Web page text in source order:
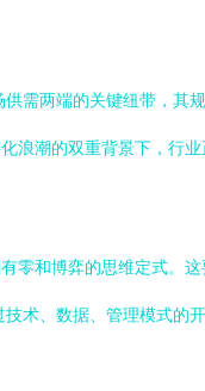
需两端的关键纽带，
浪潮的双重背景下，行
零和博弈的思维定式。
术、数据、管理模式